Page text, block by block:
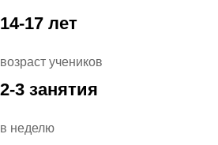
14-17 лет
возраст учеников
2-3 занятия
в неделю